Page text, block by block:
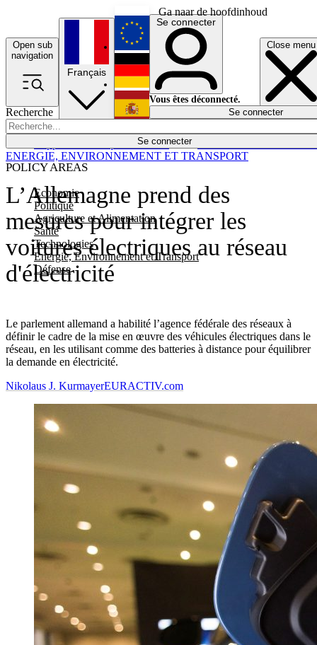
Ga naar de hoofdinhoud
Open sub
navigation
Close menu
Recherche
Se connecter
POLICY AREAS
Economie
Politique
Agriculture et Alimentation
Santé
Technologies
Energie, Environnement et Transport
Défense
Économie
Français
English
Deutsch
Español
Se connecter
Vous êtes déconnecté.
Se connecter
L’Allemagne prend des
mesures pour intégrer les
voitures électriques au réseau
d'électricité
Le parlement allemand a habilité l’agence fédérale des réseaux à
définir le cadre de la mise en œuvre des véhicules électriques dans le
réseau, en les utilisant comme des batteries à distance pour équilibrer
la demande en électricité.
ENERGIE, ENVIRONNEMENT ET TRANSPORT
Nikolaus J. KurmayerEURACTIV.com